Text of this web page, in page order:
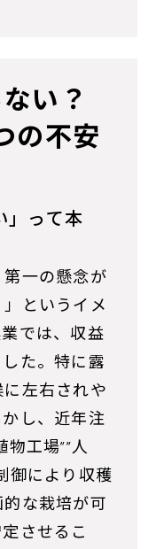
い？
の不安
」って本
一の懸念が
」というイメ
では、収益
た。特に露
左右されや
し、近年注
工場””人
御により収穫
な栽培が可
させるこ